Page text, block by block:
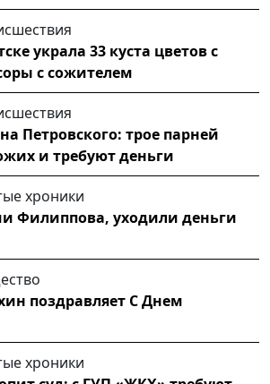
украла 33 куста цветов с
с сожителем
Петровского: трое парней
и требуют деньги
хроники
Филиппова, уходили деньги
поздравляет С Днем
хроники